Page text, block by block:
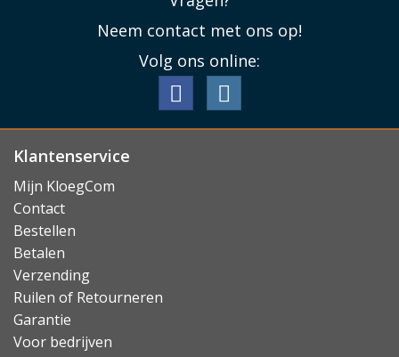
Neem contact met ons op!
Volg ons online:
Klantenservice
Mijn KloegCom
Contact
Bestellen
Betalen
Verzending
Ruilen of Retourneren
Garantie
Voor bedrijven